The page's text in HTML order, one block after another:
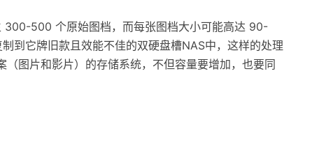
300-500 个原始图档，而每张图档大小可能高达 90-
到它牌旧款且效能不佳的双硬盘槽NAS中，这样的处理
图片和影片）的存储系统，不但容量要增加，也要同